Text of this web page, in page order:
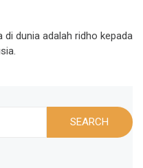
dunia adalah ridho kepada